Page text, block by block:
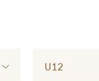
U12